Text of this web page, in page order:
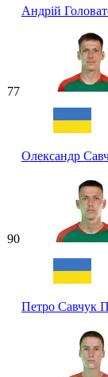
Андрій
77
Олександр
90
Петро Савчук